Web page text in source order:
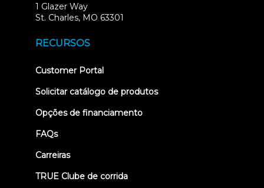
1 Glazer Way
St. Charles, MO 63301
RECURSOS
Customer Portal(opens
new
Solicitar catálogo de produtos
Opções de financiamento
FAQs
Carreiras
TRUE Clube de corrida